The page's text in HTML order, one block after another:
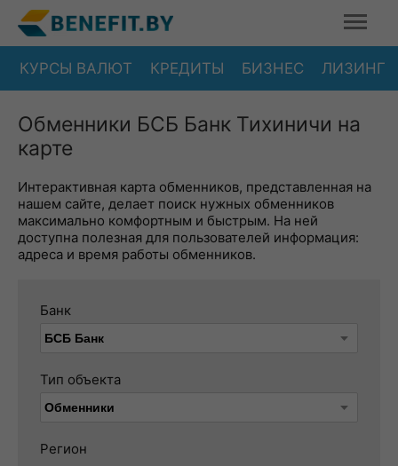
КУРСЫ ВАЛЮТ КРЕДИТЫ БИЗНЕС ЛИЗИНГ
Обменники БСБ Банк Тихиничи на
карте
Интерактивная карта обменников, представленная на
нашем сайте, делает поиск нужных обменников
максимально комфортным и быстрым. На ней
доступна полезная для пользователей информация:
адреса и время работы обменников.
Банк
Тип объекта
Регион